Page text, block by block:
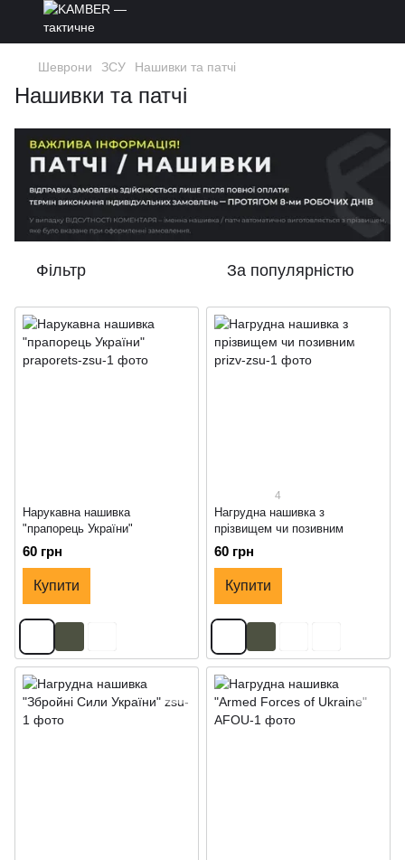
Шеврони ЗСУ Нашивки та патчі
Нашивки та патчі
Фільтр За популярністю
Нарукавна нашивка
"прапорець України"
60 грн
Купити
4
Нагрудна нашивка з
прізвищем чи позивним
60 грн
Купити